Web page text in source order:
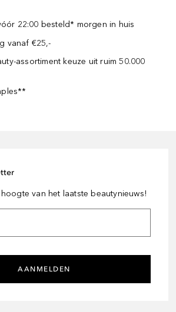
22:00 besteld* morgen in huis
vanaf €25,-
assortiment keuze uit ruim 50.000
van het laatste beautynieuws!
AANMELDEN